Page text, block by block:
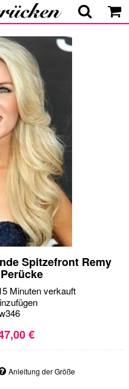
Spitzefront Remy
Minuten verkauft
€
Anleitung der Größe